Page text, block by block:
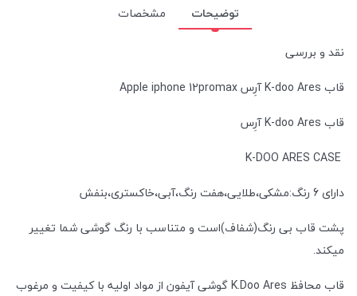
توضیحات
مشخصات
نقد و بررسی
قاب K-doo Ares آرِس Apple iphone 12promax
قاب K-doo Ares آرِس
دارای 6 رنگ:مشکی،طلایی،هفت رنگ،آبی،خاکستری،بنفش
پشت قاب بی رنگ(شفاف)است و متناسب با رنگ گوشی شما تغییر
میکند.
قاب محافظ K.Doo Ares گوشی آیفون از مواد اولیه با کیفیت و مرغوب